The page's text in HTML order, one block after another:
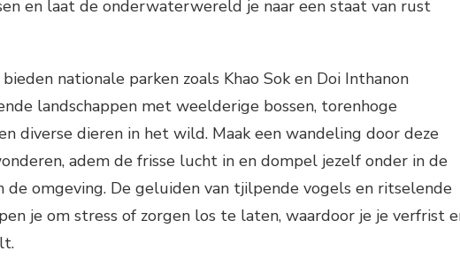
en laat de onderwaterwereld je naar een staat van rust
nationale parken zoals Khao Sok en Doi Inthanon
landschappen met weelderige bossen, torenhoge
diverse dieren in het wild. Maak een wandeling door deze
adem de frisse lucht in en dompel jezelf onder in de
de omgeving. De geluiden van tjilpende vogels en ritselende
je om stress of zorgen los te laten, waardoor je je verfrist